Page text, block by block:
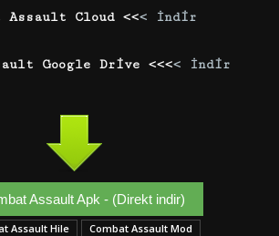
Assault Cloud <<< İndir
Google Drive <<<< İndir
Assault Apk - (Direkt indir)
Assault Hile Combat Assault Mod